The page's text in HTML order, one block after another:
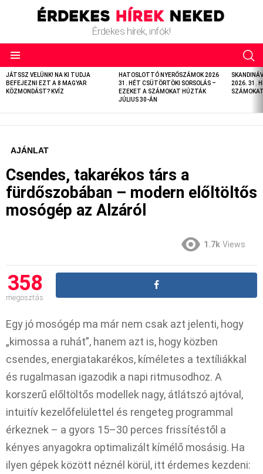
Érdekes hírek, infók!
LATEST
STORIES
JÁTSSZ VELÜNK! NA KI TUDJA
BEFEJEZNI EZT A 8 MAGYAR
KÖZMONDÁST? KVÍZ
HATOSLOTTÓ NYERŐSZÁMOK 2026
31. HÉT CSÜTÖRTÖKI SORSOLÁS –
EZEKET A SZÁMOKAT HÚZTÁK
JÚLIUS 30-ÁN
2026. 31.
AJÁNLAT
Csendes, takarékos társ a
fürdőszobában – modern előltöltős
mosógép az Alzáról
1.7k Views
358
megosztás
Egy jó mosógép ma már nem csak azt jelenti, hogy
„kimossa a ruhát”, hanem azt is, hogy közben
csendes, energiatakarékos, kíméletes a textíliákkal
és rugalmasan igazodik a napi ritmusodhoz. A
korszerű előltöltős modellek nagy, átlátszó ajtóval,
intuitív kezelőfelülettel és rengeteg programmal
érkeznek – a gyors 15–30 perces frissítéstől a
kényes anyagokra optimalizált kímélő mosásig. Ha
ilyen gépek között néznél körül, itt érdemes kezdeni:​